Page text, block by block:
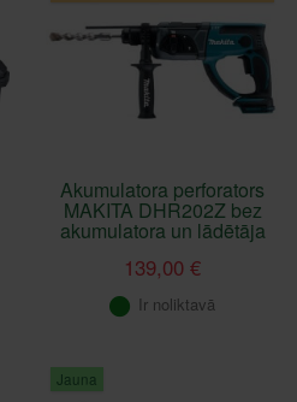
Akumulatora perforators
MAKITA DHR202Z bez
akumulatora un lādētāja
139,00 €
Ir noliktavā
Jauna